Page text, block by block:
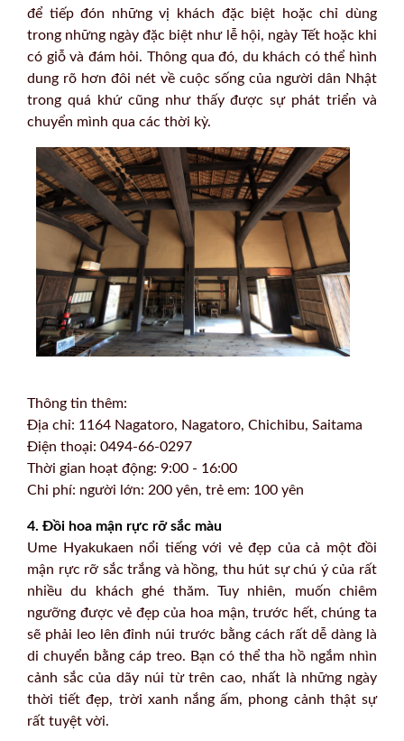
để tiếp đón những vị khách đặc biệt hoặc chỉ dùng
trong những ngày đặc biệt như lễ hội, ngày Tết hoặc khi
có giỗ và đám hỏi. Thông qua đó, du khách có thể hình
dung rõ hơn đôi nét về cuộc sống của người dân Nhật
trong quá khứ cũng như thấy được sự phát triển và
chuyển mình qua các thời kỳ.
Thông tin thêm:
Địa chỉ: 1164 Nagatoro, Nagatoro, Chichibu, Saitama
Điện thoại: 0494-66-0297
Thời gian hoạt động: 9:00 - 16:00
Chi phí: người lớn: 200 yên, trẻ em: 100 yên
4. Đồi hoa mận rực rỡ sắc màu
Ume Hyakukaen nổi tiếng với vẻ đẹp của cả một đồi
mận rực rỡ sắc trắng và hồng, thu hút sự chú ý của rất
nhiều du khách ghé thăm. Tuy nhiên, muốn chiêm
ngưỡng được vẻ đẹp của hoa mận, trước hết, chúng ta
sẽ phải leo lên đỉnh núi trước bằng cách rất dễ dàng là
di chuyển bằng cáp treo. Bạn có thể tha hồ ngắm nhìn
cảnh sắc của dãy núi từ trên cao, nhất là những ngày
thời tiết đẹp, trời xanh nắng ấm, phong cảnh thật sự
rất tuyệt vời.